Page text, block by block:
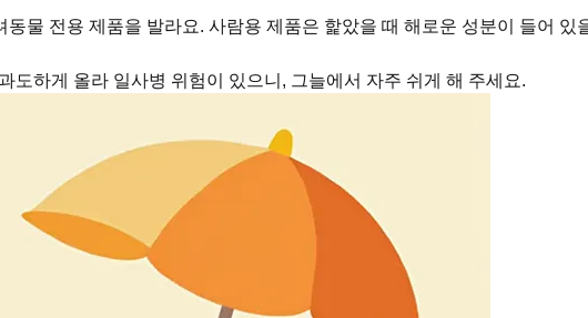
동물 전용 제품을 발라요. 사람용 제품은 핥았을 때 해로운 성분이 들어 있
도하게 올라 일사병 위험이 있으니, 그늘에서 자주 쉬게 해 주세요.